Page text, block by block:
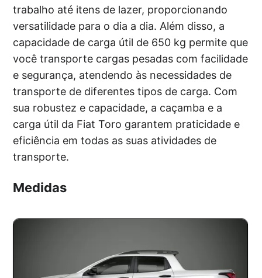
trabalho até itens de lazer, proporcionando
versatilidade para o dia a dia. Além disso, a
capacidade de carga útil de 650 kg permite que
você transporte cargas pesadas com facilidade
e segurança, atendendo às necessidades de
transporte de diferentes tipos de carga. Com
sua robustez e capacidade, a caçamba e a
carga útil da Fiat Toro garantem praticidade e
eficiência em todas as suas atividades de
transporte.
Medidas